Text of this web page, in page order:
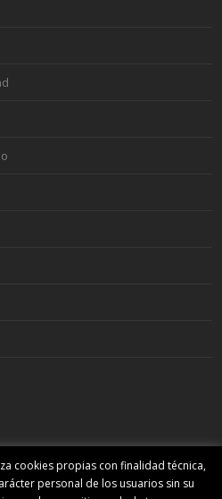
cookies propias con finalidad técnica,
personal de los usuarios sin su